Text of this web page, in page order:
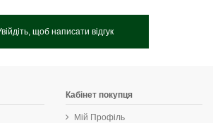
щоб написати відгук
Кабінет покупця
Мій Профіль